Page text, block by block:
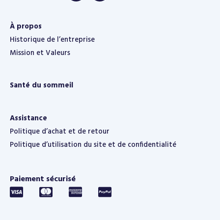
À propos
Historique de l’entreprise
Mission et Valeurs
Santé du sommeil
Assistance
Politique d’achat et de retour
Politique d’utilisation du site et de confidentialité
Paiement sécurisé